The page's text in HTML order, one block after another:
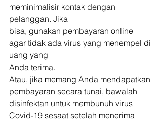
meminimalisir kontak dengan
pelanggan. Jika
bisa, gunakan pembayaran online
agar tidak ada virus yang menempel di
uang yang
Anda terima.
Atau, jika memang Anda mendapatkan
pembayaran secara tunai, bawalah
disinfektan untuk membunuh virus
Covid-19 sesaat setelah menerima